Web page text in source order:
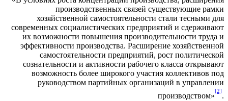
производственных связей существующие рамки
хозяйственной самостоятельности стали тесными для
современных социалистических предприятий и сдерживают
их возможности повышения производительности труда и
эффективности производства. Расширение хозяйственной
самостоятельности предприятий, рост политической
сознательности и активности рабочего класса открывают
возможность более широкого участия коллективов под
руководством партийных организаций в управлении
производством»
[2]
.